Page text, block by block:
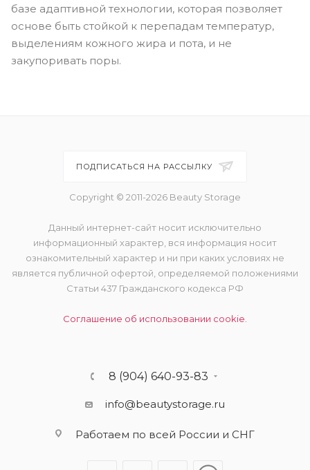
базе адаптивной технологии, которая позволяет
основе быть стойкой к перепадам температур,
выделениям кожного жира и пота, и не
закупоривать поры.
ПОДПИСАТЬСЯ НА РАССЫЛКУ
Copyright © 2011-2026 Beauty Storage
Данный интернет-сайт носит исключительно
информационный характер, вся информация носит
ознакомительный характер и ни при каких условиях не
является публичной офертой, определяемой положениями
Статьи 437 Гражданского кодекса РФ
Соглашение об использовании cookie.
8 (904) 640-93-83
info@beautystorage.ru
Работаем по всей России и СНГ